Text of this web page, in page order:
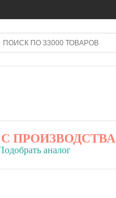
ПРОИЗВОДСТВА
аналог